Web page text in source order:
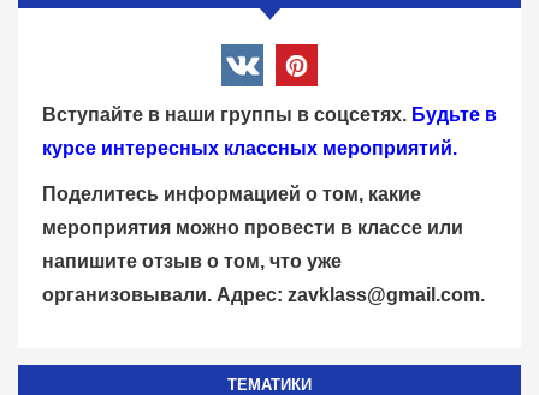
Вступайте в наши группы в соцсетях. Будьте в
курсе интересных классных мероприятий.
Поделитесь информацией о том, какие
мероприятия можно провести в классе или
напишите отзыв о том, что уже
организовывали. Адрес: zavklass@gmail.com.
ТЕМАТИКИ